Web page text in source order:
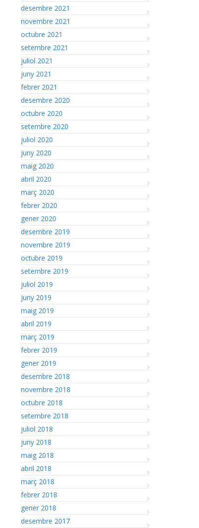
desembre 2021
novembre 2021
octubre 2021
setembre 2021
juliol 2021
juny 2021
febrer 2021
desembre 2020
octubre 2020
setembre 2020
juliol 2020
juny 2020
maig 2020
abril 2020
març 2020
febrer 2020
gener 2020
desembre 2019
novembre 2019
octubre 2019
setembre 2019
juliol 2019
juny 2019
maig 2019
abril 2019
març 2019
febrer 2019
gener 2019
desembre 2018
novembre 2018
octubre 2018
setembre 2018
juliol 2018
juny 2018
maig 2018
abril 2018
març 2018
febrer 2018
gener 2018
desembre 2017